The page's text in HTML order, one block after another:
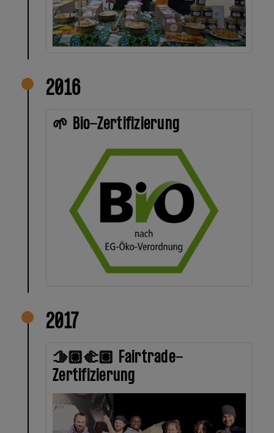
2016
🌱 Bio-Zertifizierung
2017
🫱🏽‍🫲🏽 Fairtrade-
Zertifizierung